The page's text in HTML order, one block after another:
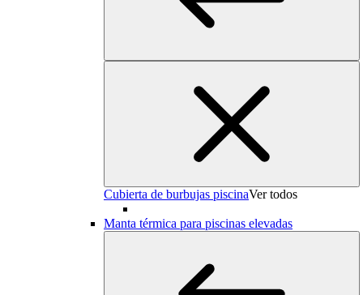
Cubierta de burbujas piscinaVer todos
Manta térmica para piscinas elevadas